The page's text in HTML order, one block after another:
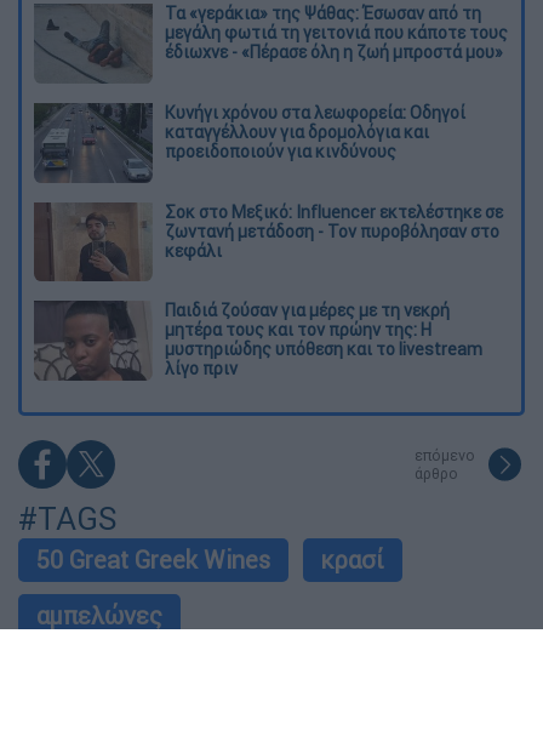
Τα «γεράκια» της Ψάθας: Έσωσαν από τη
μεγάλη φωτιά τη γειτονιά που κάποτε τους
έδιωχνε - «Πέρασε όλη η ζωή μπροστά μου»
Κυνήγι χρόνου στα λεωφορεία: Οδηγοί
καταγγέλλουν για δρομολόγια και
προειδοποιούν για κινδύνους
Σοκ στο Μεξικό: Influencer εκτελέστηκε σε
ζωντανή μετάδοση - Τον πυροβόλησαν στο
κεφάλι
Παιδιά ζούσαν για μέρες με τη νεκρή
μητέρα τους και τον πρώην της: Η
μυστηριώδης υπόθεση και το livestream
λίγο πριν
επόμενο
άρθρο
#TAGS
50 Great Greek Wines
κρασί
αμπελώνες